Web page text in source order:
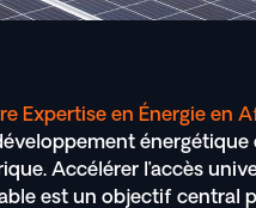
Expertise en Énergie en
énergétique
Accélérer l’accès
est un objectif central